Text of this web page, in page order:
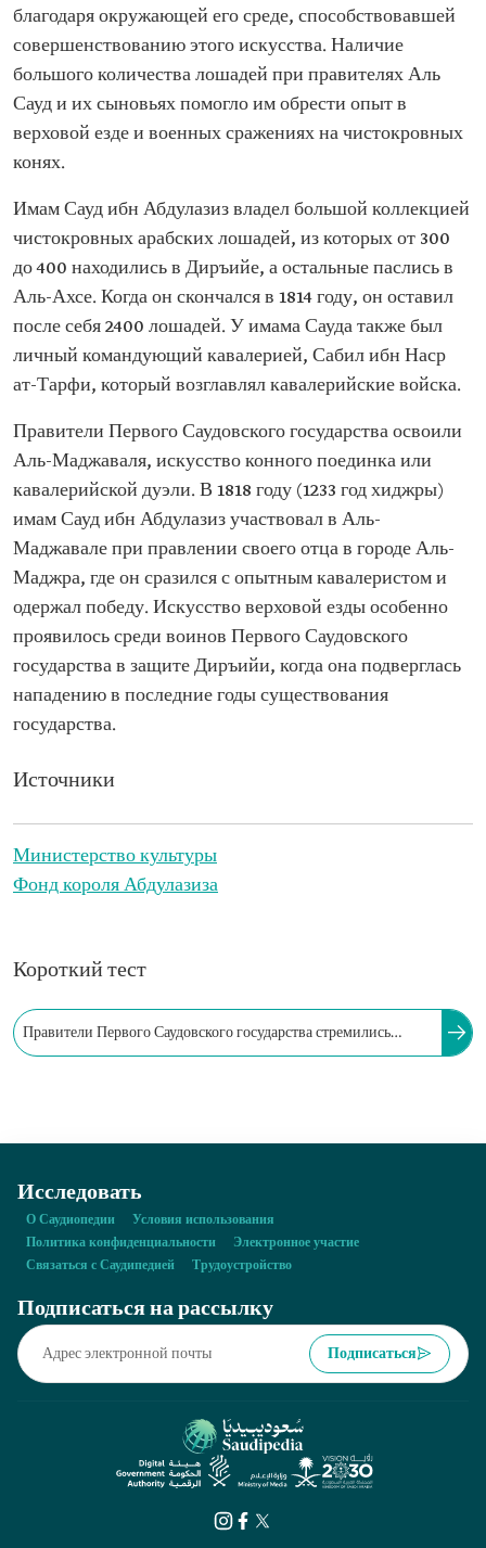
благодаря окружающей его среде, способствовавшей
совершенствованию этого искусства. Наличие
большого количества лошадей при правителях Аль
Сауд и их сыновьях помогло им обрести опыт в
верховой езде и военных сражениях на чистокровных
конях.
Имам Сауд ибн Абдулазиз владел большой коллекцией
чистокровных арабских лошадей, из которых от 300
до 400 находились в Диръийе, а остальные паслись в
Аль-Ахсе. Когда он скончался в 1814 году, он оставил
после себя 2400 лошадей. У имама Сауда также был
личный командующий кавалерией, Сабил ибн Наср
ат-Тарфи, который возглавлял кавалерийские войска.
Правители Первого Саудовского государства освоили
Аль-Маджаваля, искусство конного поединка или
кавалерийской дуэли. В 1818 году (1233 год хиджры)
имам Сауд ибн Абдулазиз участвовал в Аль-
Маджавале при правлении своего отца в городе Аль-
Маджра, где он сразился с опытным кавалеристом и
одержал победу. Искусство верховой езды особенно
проявилось среди воинов Первого Саудовского
государства в защите Диръийи, когда она подверглась
нападению в последние годы существования
государства.
Источники
Министерство культуры
Фонд короля Абдулазиза
Короткий тест
Правители Первого Саудовского государства стремились
Исследовать
О Саудиопедии
Условия использования
Политика конфиденциальности
Электронное участие
Связаться с Саудипедией
Трудоустройство
Подписаться на рассылку
Подписаться